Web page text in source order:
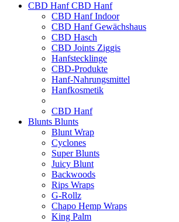
CBD HanfCBD Hanf
CBD Hanf Indoor
CBD Hanf Gewächshaus
CBD Hasch
CBD Joints Ziggis
Hanfstecklinge
CBD-Produkte
Hanf-Nahrungsmittel
Hanfkosmetik
CBD Hanf
Blunts Blunts
Blunt Wrap
Cyclones
Super Blunts
Juicy Blunt
Backwoods
Rips Wraps
G-Rollz
Chapo Hemp Wraps
King Palm